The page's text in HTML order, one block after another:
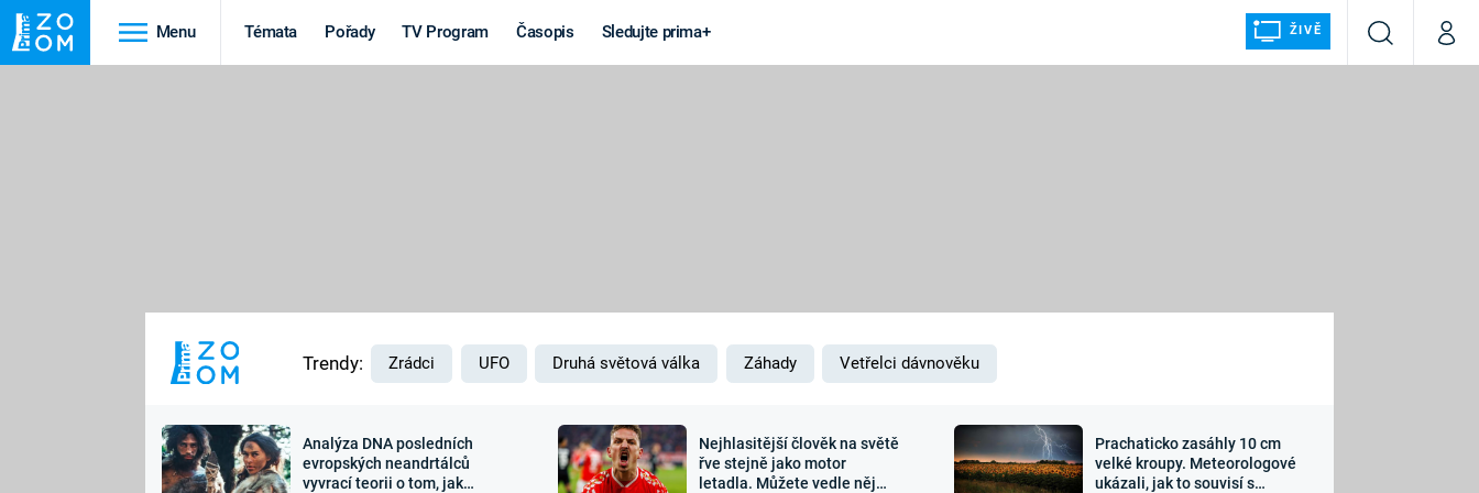
Menu Témata Pořady TV Program Časopis Sledujte prima+ ŽIVĚ
VyhledáváníMůj
MARS
Výročí
Záhady a
Zajímavosti Sledujte nás
Trendy: Zrádci UFO Druhá světová válka Záhady Vetřelci dávnověku
Analýza DNA posledních
evropských neandrtálců
vyvrací teorii o tom, jak
Nejhlasitější člověk na světě
řve stejně jako motor
letadla. Můžete vedle něj
Prachaticko zasáhly 10 cm
velké kroupy. Meteorologové
ukázali, jak to souvisí s